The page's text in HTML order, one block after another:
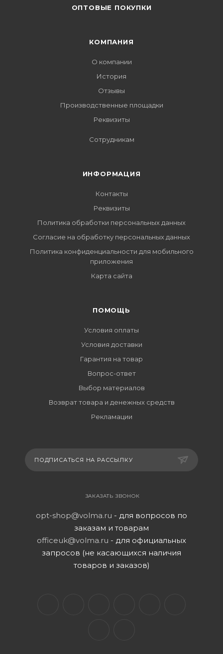
ОПТОВЫЕ ПОКУПКИ
КОМПАНИЯ
О компании
История
Отзывы
Производственные площадки
Реквизиты
Сотрудникам
ИНФОРМАЦИЯ
Контакты
Реквизиты
Политика обработки персональных данных
Согласие на обработку персональных данных
Политика конфиденциальности для мобильного
приложения
Карта сайта
ПОМОЩЬ
Условия оплаты
Условия доставки
Гарантия на товар
Вопрос-ответ
Выбор материалов
Возврат товара и денежных средств
Рекламации
ПОДПИСАТЬСЯ НА РАССЫЛКУ
ЗАКАЗАТЬ ЗВОНОК
opt-shop@volma.ru - для вопросов по
заказам и товарам
officeuk@volma.ru - для официальных
запросов (не касающихся наличия
товаров и заказов)